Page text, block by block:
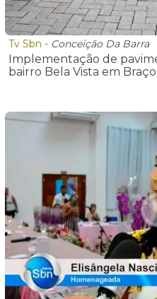
Tv Sbn - Conceição Da Barra
Implementação de
bairro Bela Vista em Braço